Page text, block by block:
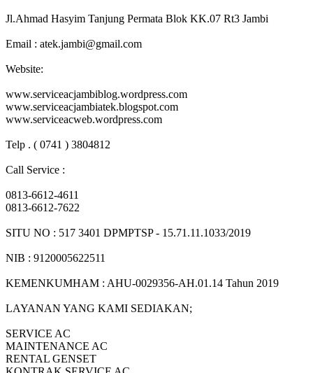
Jl.Ahmad Hasyim Tanjung Permata Blok KK.07 Rt3 Jambi
Email : atek.jambi@gmail.com
Website:
www.serviceacjambiblog.wordpress.com
www.serviceacjambiatek.blogspot.com
www.serviceacweb.wordpress.com
Telp . ( 0741 ) 3804812
Call Service :
0813-6612-4611
0813-6612-7622
SITU NO : 517 3401 DPMPTSP - 15.71.11.1033/2019
NIB : 9120005622511
KEMENKUMHAM : AHU-0029356-AH.01.14 Tahun 2019
LAYANAN YANG KAMI SEDIAKAN;
SERVICE AC
MAINTENANCE AC
RENTAL GENSET